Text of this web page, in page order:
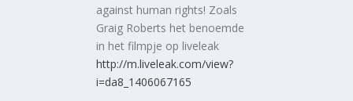
against human rights! Zoals
Graig Roberts het benoemde
in het filmpje op liveleak
http://m.liveleak.com/view?
i=da8_1406067165